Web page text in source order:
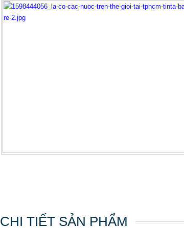
CHI TIẾT SẢN PHẨM